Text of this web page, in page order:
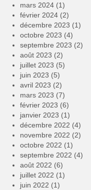
mars 2024 (1)
février 2024 (2)
décembre 2023 (1)
octobre 2023 (4)
septembre 2023 (2)
août 2023 (2)
juillet 2023 (5)
juin 2023 (5)
avril 2023 (2)
mars 2023 (7)
février 2023 (6)
janvier 2023 (1)
décembre 2022 (4)
novembre 2022 (2)
octobre 2022 (1)
septembre 2022 (4)
août 2022 (6)
juillet 2022 (1)
juin 2022 (1)